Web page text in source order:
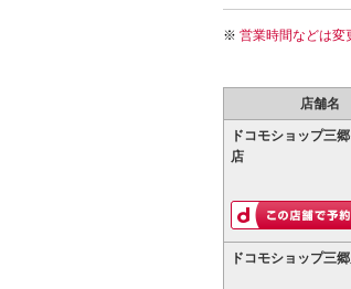
営業時間などは変
店舗名
ドコモショップ三
店
ドコモショップ三